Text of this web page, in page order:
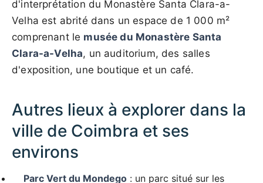
d'interprétation du Monastère Santa Clara-a-
Velha est abrité dans un espace de 1 000 m²
comprenant le musée du Monastère Santa
Clara-a-Velha, un auditorium, des salles
d'exposition, une boutique et un café.
Autres lieux à explorer dans la
ville de Coimbra et ses
environs
Parc Vert du Mondego : un parc situé sur les